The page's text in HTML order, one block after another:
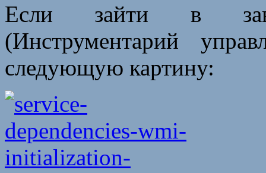
Если зайти в
(Инструментарий
следующую картину: